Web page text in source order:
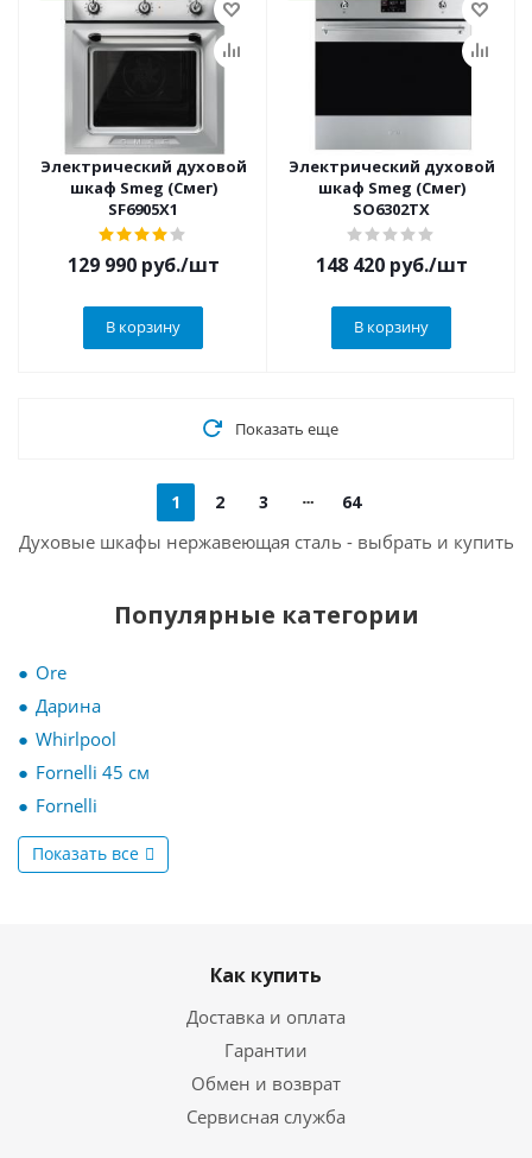
Электрический духовой
шкаф Smeg (Смег)
SF6905X1
129 990руб./шт
В корзину
Электрический духовой
шкаф Smeg (Смег)
SO6302TX
148 420руб./шт
В корзину
Показать еще
1 2 3 64
Духовые шкафы нержавеющая сталь - выбрать и купить
Популярные категории
Ore
Дарина
Whirlpool
Fornelli 45 см
Fornelli
Показать все
Как купить
Доставка и оплата
Гарантии
Обмен и возврат
Сервисная служба